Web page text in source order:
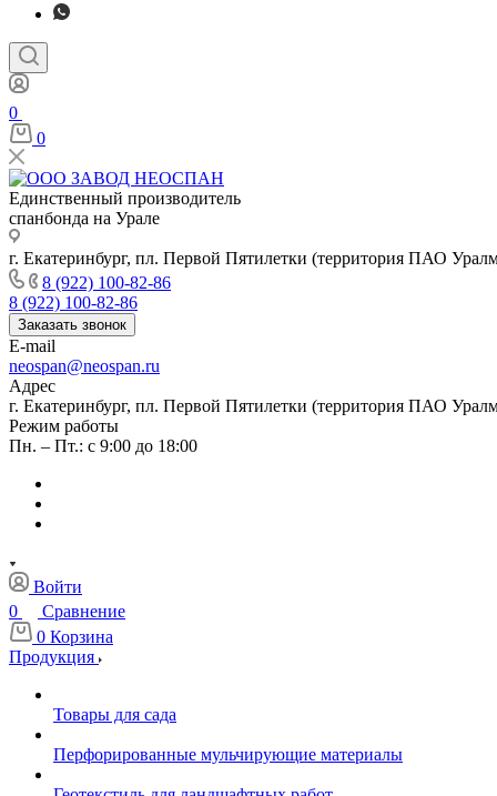
0
0
Единственный производитель
спанбонда на Урале
г. Екатеринбург, пл. Первой Пятилетки (территория ПАО
8 (922) 100-82-86
8 (922) 100-82-86
Заказать звонок
E-mail
neospan@neospan.ru
Адрес
г. Екатеринбург, пл. Первой Пятилетки (территория ПАО
Режим работы
Пн. – Пт.: с 9:00 до 18:00
Войти
0
Сравнение
0 Корзина
Продукция
Товары для сада
Перфорированные мульчирующие материалы